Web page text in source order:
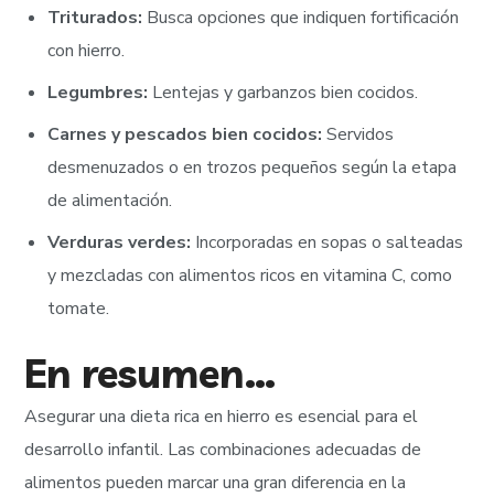
Triturados: Busca opciones que indiquen fortificación
con hierro.
Legumbres: Lentejas y garbanzos bien cocidos.
Carnes y pescados bien cocidos: Servidos
desmenuzados o en trozos pequeños según la etapa
de alimentación.
Verduras verdes: Incorporadas en sopas o salteadas
y mezcladas con alimentos ricos en vitamina C, como
tomate.
En resumen…
Asegurar una dieta rica en hierro es esencial para el
desarrollo infantil. Las combinaciones adecuadas de
alimentos pueden marcar una gran diferencia en la